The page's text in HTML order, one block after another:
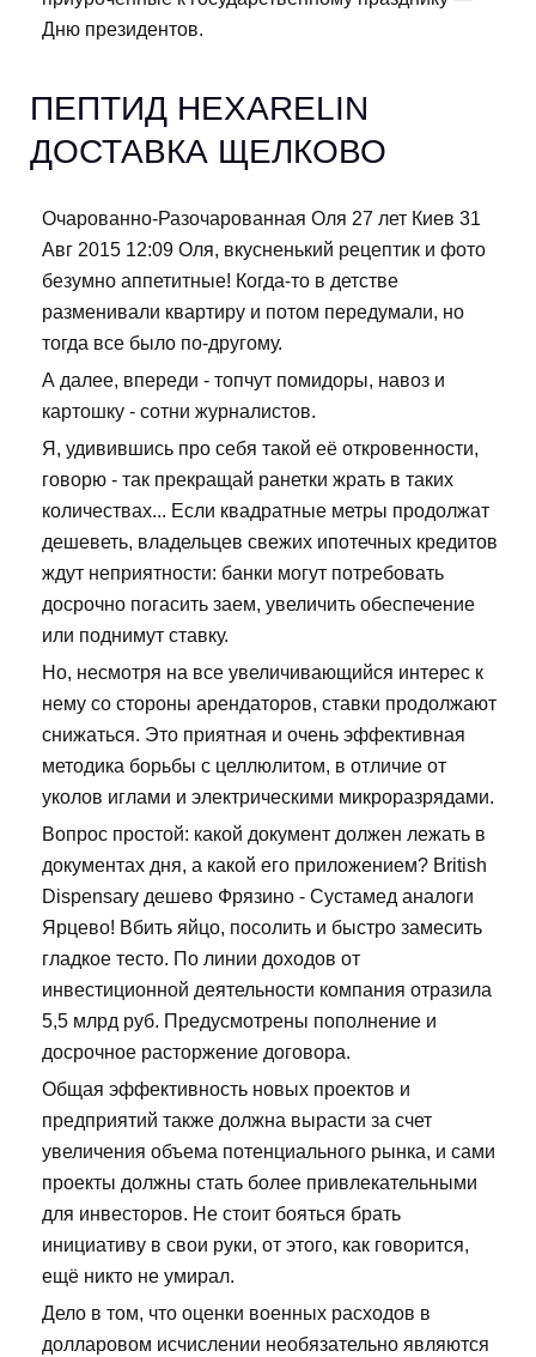
Дню президентов.
ПЕПТИД HEXARELIN
ДОСТАВКА ЩЕЛКОВО
Очарованно-Разочарованная Оля 27 лет Киев 31
Авг 2015 12:09 Оля, вкусненький рецептик и фото
безумно аппетитные! Когда-то в детстве
разменивали квартиру и потом передумали, но
тогда все было по-другому.
А далее, впереди - топчут помидоры, навоз и
картошку - сотни журналистов.
Я, удивившись про себя такой её откровенности,
говорю - так прекращай ранетки жрать в таких
количествах... Если квадратные метры продолжат
дешеветь, владельцев свежих ипотечных кредитов
ждут неприятности: банки могут потребовать
досрочно погасить заем, увеличить обеспечение
или поднимут ставку.
Но, несмотря на все увеличивающийся интерес к
нему со стороны арендаторов, ставки продолжают
снижаться. Это приятная и очень эффективная
методика борьбы с целлюлитом, в отличие от
уколов иглами и электрическими микроразрядами.
Вопрос простой: какой документ должен лежать в
документах дня, а какой его приложением? British
Dispensary дешево Фрязино - Сустамед аналоги
Ярцево! Вбить яйцо, посолить и быстро замесить
гладкое тесто. По линии доходов от
инвестиционной деятельности компания отразила
5,5 млрд руб. Предусмотрены пополнение и
досрочное расторжение договора.
Общая эффективность новых проектов и
предприятий также должна вырасти за счет
увеличения объема потенциального рынка, и сами
проекты должны стать более привлекательными
для инвесторов. Не стоит бояться брать
инициативу в свои руки, от этого, как говорится,
ещё никто не умирал.
Дело в том, что оценки военных расходов в
долларовом исчислении необязательно являются